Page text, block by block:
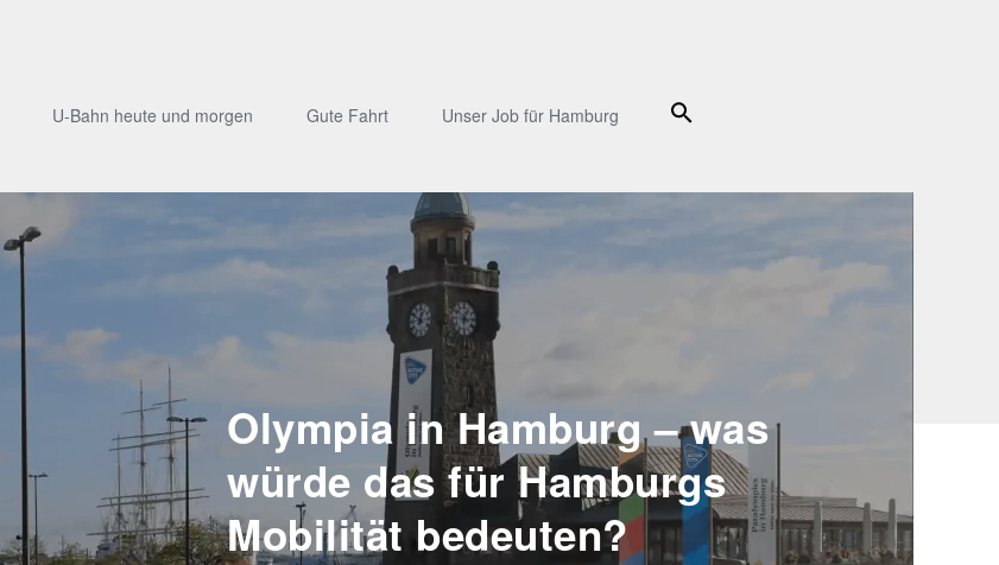
U-Bahn heute und morgen Gute Fahrt Unser Job für Hamburg Suche
Olympia in Hamburg – was
würde das für Hamburgs
Mobilität bedeuten?